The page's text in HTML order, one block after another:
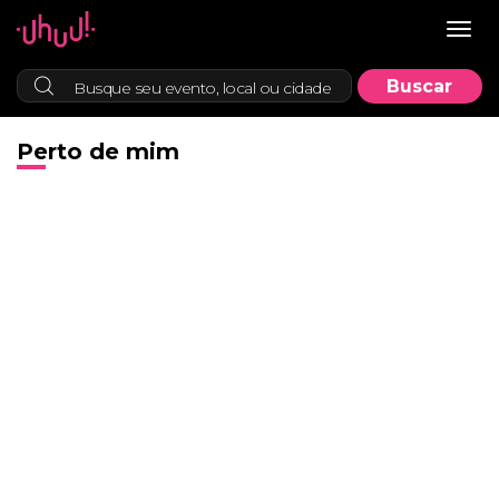
Perto de mim